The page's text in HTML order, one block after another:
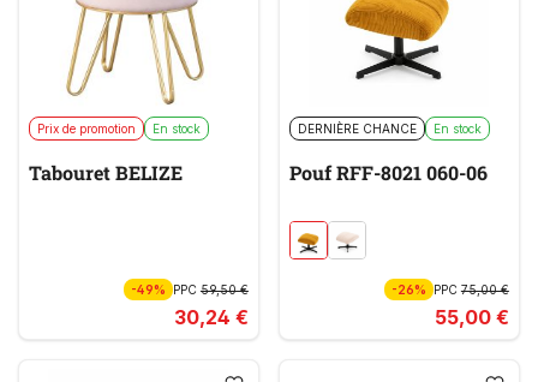
Prix de promotion En stock
Tabouret BELIZE
-49% PPC 59,50 €
30,24 €
DERNIÈRE CHANCE En stock
Pouf RFF-8021 060-06
-26% PPC75,00 €
55,00 €